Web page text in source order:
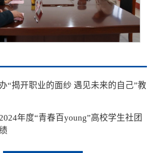
“揭开职业的面纱 遇见未来的自己”教
年度“青春百young”高校学生社团